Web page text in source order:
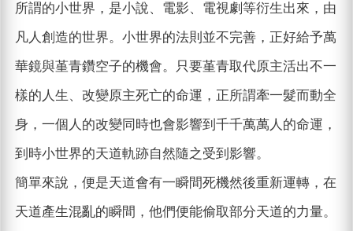
所謂的小世界，是小說、電影、電視劇等衍生出來，由
凡人創造的世界。小世界的法則並不完善，正好給予萬
華鏡與堇青鑽空子的機會。只要堇青取代原主活出不一
樣的人生、改變原主死亡的命運，正所謂牽一髮而動全
身，一個人的改變同時也會影響到千千萬萬人的命運，
到時小世界的天道軌跡自然隨之受到影響。
簡單來說，便是天道會有一瞬間死機然後重新運轉，在
天道產生混亂的瞬間，他們便能偷取部分天道的力量。